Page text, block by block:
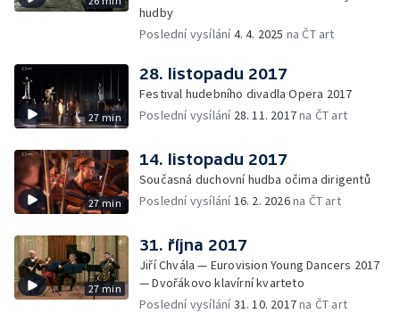
hudby
Poslední vysílání4. 4. 2025 na ČT art
27 min
28. listopadu 2017
Festival hudebního divadla Opera 2017
Poslední vysílání 28. 11. 2017na ČT art
27 min
14. listopadu 2017
Současná duchovní hudba očima dirigentů
Poslední vysílání 16. 2. 2026na ČT art
27 min
31. října 2017
Jiří Chvála — Eurovision Young Dancers 2017
— Dvořákovo klavírní kvarteto
Poslední vysílání31. 10. 2017na ČT art